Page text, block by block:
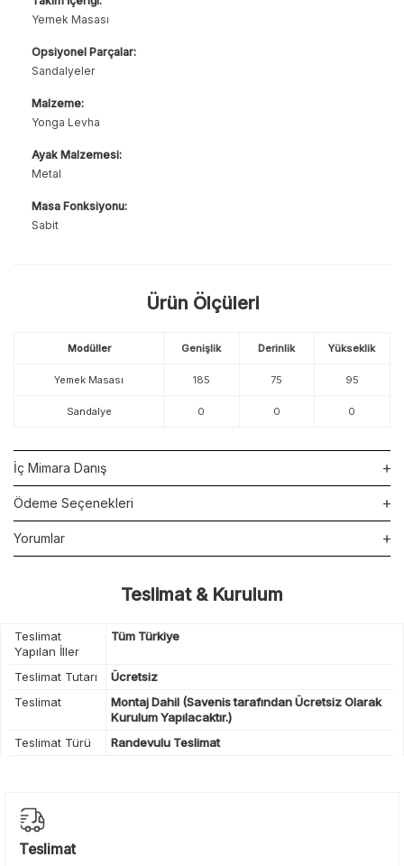
Yemek Masası
Opsiyonel Parçalar:
Sandalyeler
Malzeme:
Yonga Levha
Ayak Malzemesi:
Metal
Masa Fonksiyonu:
Sabit
Ürün Ölçüleri
Modüller Genişlik Derinlik Yükseklik
Yemek Masası 185 75 95
Sandalye 0 0 0
İç Mimara Danış
Ödeme Seçenekleri
Yorumlar
Teslimat & Kurulum
Teslimat
Yapılan İller
Tüm Türkiye
Teslimat Tutarı
Ücretsiz
Teslimat
Montaj Dahil (Savenis tarafından Ücretsiz Olarak
Kurulum Yapılacaktır.)
Teslimat Türü
Randevulu Teslimat
Teslimat